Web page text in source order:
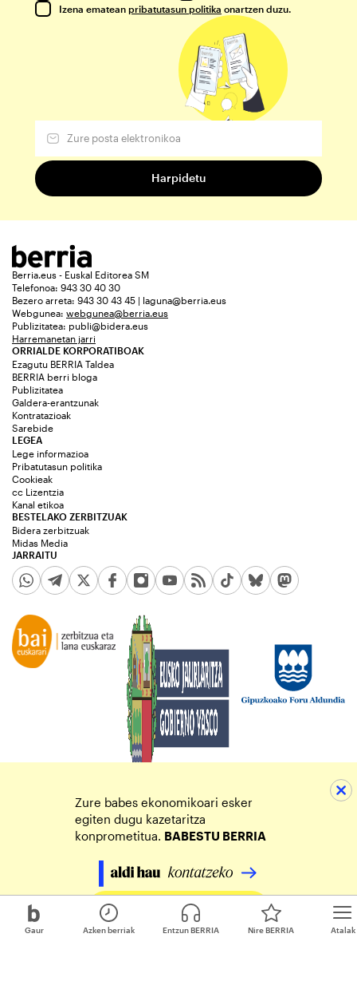
Gaur Atalak
Azken berriak Entzun BERRIA Nire BERRIA
Izena ematean pribatutasun politika onartzen duzu.
Berria.eus - Euskal Editorea SM
Telefonoa: 943 30 40 30
Bezero arreta: 943 30 43 45 | laguna@berria.eus
Webgunea: webgunea@berria.eus
Publizitatea: publi@bidera.eus
Harremanetan jarri
ORRIALDE KORPORATIBOAK
Ezagutu BERRIA Taldea
BERRIA berri bloga
Publizitatea
Galdera-erantzunak
Kontratazioak
Sarebide
JARRAITU
LEGEA
Lege informazioa
Pribatutasun politika
Cookieak
cc Lizentzia
Kanal etikoa
BESTELAKO ZERBITZUAK
Bidera zerbitzuak
Midas Media
Zure babes ekonomikoari esker
egiten dugu kazetaritza
konprometitua. BABESTU BERRIA
Egin zure ekarpena